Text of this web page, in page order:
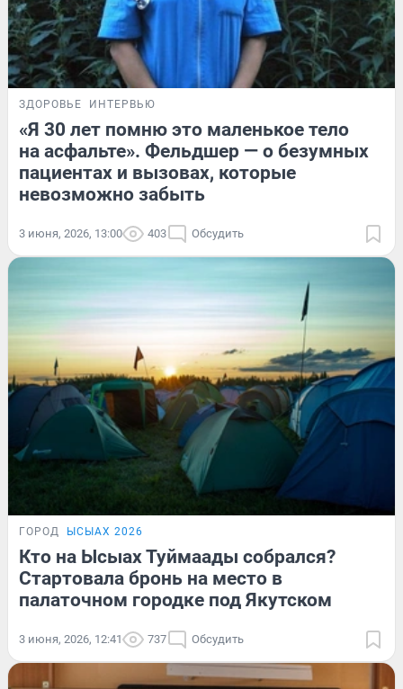
ЗДОРОВЬЕ ИНТЕРВЬЮ
«Я 30 лет помню это маленькое тело
на асфальте». Фельдшер — о безумных
пациентах и вызовах, которые
невозможно забыть
3 июня, 2026, 13:00 403 Обсудить
ГОРОД ЫСЫАХ 2026
Кто на Ысыах Туймаады собрался?
Стартовала бронь на место в
палаточном городке под Якутском
3 июня, 2026, 12:41 737 Обсудить